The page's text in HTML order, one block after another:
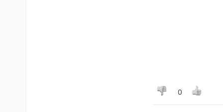
0